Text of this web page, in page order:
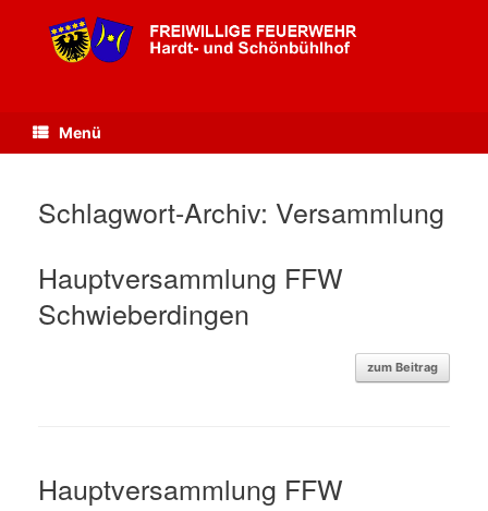
springen
Menü
Schlagwort-Archiv: Versammlung
Hauptversammlung FFW
Schwieberdingen
zum Beitrag
Hauptversammlung FFW